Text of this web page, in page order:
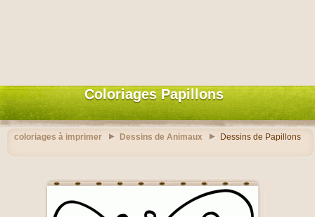
Coloriages Papillons
coloriages à imprimer Dessins de Animaux Dessins de Papillons